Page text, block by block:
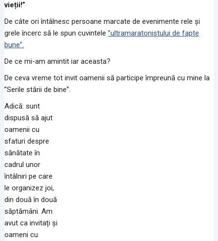
vieții!”
De câte ori întâlnesc persoane marcate de evenimente rele și
grele încerc să le spun cuvintele ”ultramaratonistului de fapte
bune”.
De ce mi-am amintit iar aceasta?
De ceva vreme tot invit oamenii să participe împreună cu mine la
”Serile stării de bine”.
Adică: sunt
dispusă să ajut
oamenii cu
sfaturi despre
sănătate în
cadrul unor
întâlniri pe care
le organizez joi,
din două în două
săptămâni. Am
avut ca invitați și
oameni cu